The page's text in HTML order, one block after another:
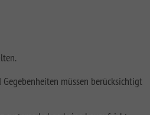
müssen berücksichtigt